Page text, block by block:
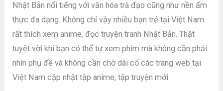
Nhật Bản nổi tiếng với văn hóa trà đạo cũng như nền ẩm
thực đa dạng. Không chỉ vậy nhiều bạn trẻ tại Việt Nam
rất thích xem anime, đọc truyện tranh Nhật Bản. Thật
tuyệt vời khi bạn có thể tự xem phim mà không cần phải
nhìn phụ đề và không cần chờ dài cổ các trang web tại
Việt Nam cập nhật tập anime, tập truyện mới.